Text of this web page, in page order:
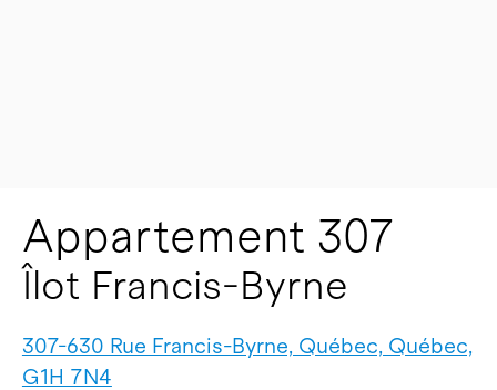
Appartement 307
Îlot Francis-Byrne
307-630 Rue Francis-Byrne, Québec, Québec,
G1H 7N4